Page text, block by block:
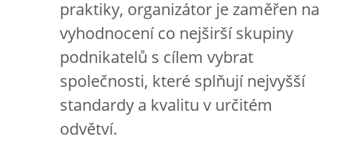
praktiky, organizátor je zaměřen na
vyhodnocení co nejširší skupiny
podnikatelů s cílem vybrat
společnosti, které splňují nejvyšší
standardy a kvalitu v určitém
odvětví.